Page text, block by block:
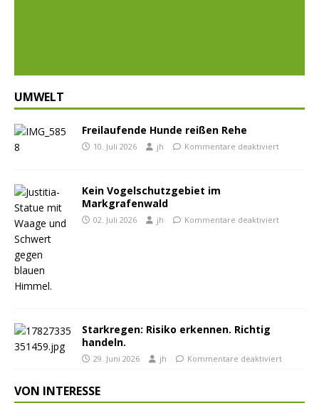
UMWELT
Freilaufende Hunde reißen Rehe
10. Juli 2026 jh Kommentare deaktiviert
Kein Vogelschutzgebiet im
Markgrafenwald
02. Juli 2026 jh Kommentare deaktiviert
Starkregen: Risiko erkennen. Richtig
handeln.
29. Juni 2026 jh Kommentare deaktiviert
VON INTERESSE